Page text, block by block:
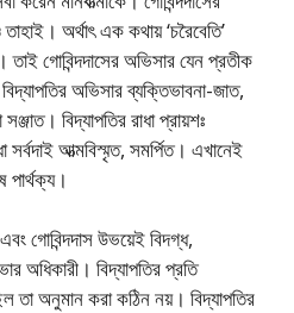
অর্থাৎ এক কথায় ‘চরৈবেতি’
তাই গোবিন্দদাসের অভিসার যেন প্রতীক
অভিসার ব্যক্তিভাবনা-জাত,
বিদ্যাপতির রাধা প্রায়শঃ
সর্বদাই আত্মবিস্মৃত, সমর্পিত। এখানেই
পার্থক্য।
গোবিন্দদাস উভয়েই বিদগ্ধ,
অধিকারী। বিদ্যাপতির প্রতি
তা অনুমান করা কঠিন নয়। বিদ্যাপতির